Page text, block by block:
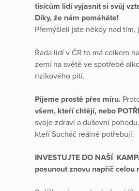
tisícům lidí vyjasnit si svůj
Díky, že nám pomáháte!
Přemýšleli jste někdy nad tím,
Řada lidí v ČR to má celkem
zemí na světě ve spotřebě
rizikového pití.
Pijeme prostě přes míru.
všem, kteří chtějí, nebo
svoje zdraví a duševní
kteří Sucháč reálně potřebují.
INVESTUJTE DO NAŠÍ
posunout znovu napříč celou